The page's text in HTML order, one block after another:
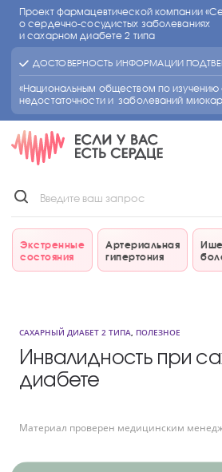
Проект фармацевтической компании
о сердечно-сосудистых заболеваниях
и сахарном диабете 2 типа
ДОСТОВЕРНОСТЬ ИНФОРМАЦИИ
«Национальным обществом по
недостаточности и заболеваний
Экстренные
состояния
Артериальная
гипертония
САХАРНЫЙ ДИАБЕТ 2 ТИПА, ПОЛЕЗНОЕ
Инвалидность при
диабете
Материал проверен медицинским